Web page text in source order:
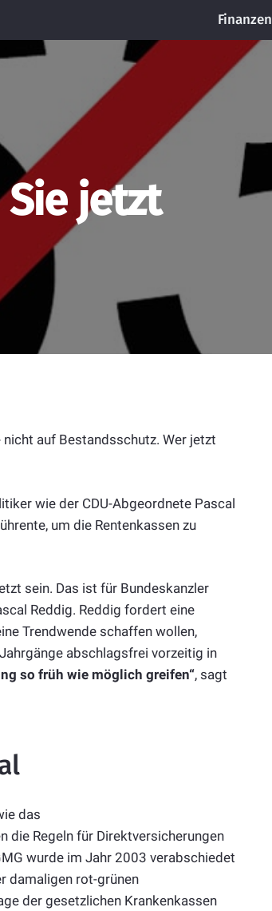
Finanzen
Sie jetzt
auf Bestandsschutz. Wer jetzt
wie der CDU-Abgeordnete Pascal
um die Rentenkassen zu
sein. Das ist für Bundeskanzler
Reddig. Reddig fordert eine
Trendwende schaffen wollen,
abschlagsfrei vorzeitig in
so früh wie möglich greifen“, sagt
das
die Regeln für Direktversicherungen
wurde im Jahr 2003 verabschiedet
damaligen rot-grünen
der gesetzlichen Krankenkassen